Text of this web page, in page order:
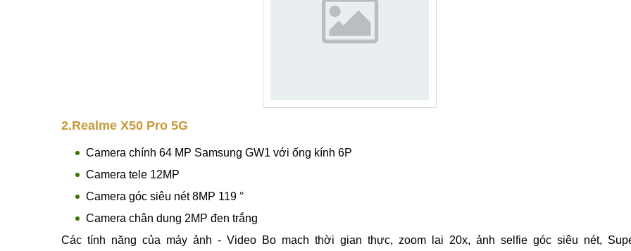
2.Realme X50 Pro 5G
Camera chính 64 MP Samsung GW1 với ống kính 6P
Camera tele 12MP
Camera góc siêu nét 8MP 119 °
Camera chân dung 2MP đen trắng
Các tính năng của máy ảnh - Video Bo mạch thời gian thực, zoom lai 20x, ảnh selfie góc siêu nét,